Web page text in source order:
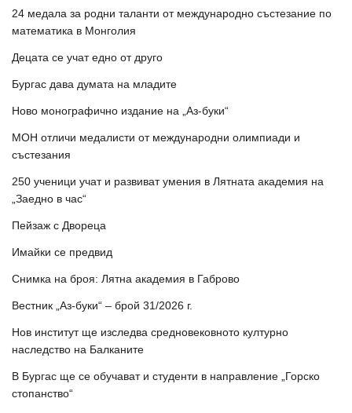
24 медала за родни таланти от международно състезание по
математика в Монголия
Децата се учат едно от друго
Бургас дава думата на младите
Ново монографично издание на „Аз-буки“
МОН отличи медалисти от международни олимпиади и
състезания
250 ученици учат и развиват умения в Лятната академия на
„Заедно в час“
Пейзаж с Двореца
Имайки се предвид
Снимка на броя: Лятна академия в Габрово
Вестник „Аз-буки“ – брой 31/2026 г.
Нов институт ще изследва средновековното културно
наследство на Балканите
В Бургас ще се обучават и студенти в направление „Горско
стопанство“